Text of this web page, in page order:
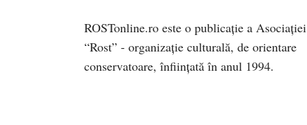
ROSTonline.ro este o publicaţie a Asociaţiei
“Rost” - organizaţie culturală, de orientare
conservatoare, înfiinţată în anul 1994.